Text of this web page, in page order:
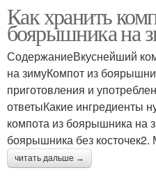
Боярышник с медом
Пирог из боярышника
Как хранить
боярышника на
СодержаниеВкуснейший
на зимуКомпот из
приготовления и
ответыКакие ингредиенты
компота из боярышника на
боярышника без
читать дальше →